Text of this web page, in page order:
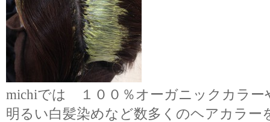
michiでは １００％オーガニックカラー
明るい白髪染めなど数多くのヘアカラー